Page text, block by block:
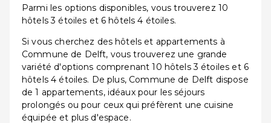
Parmi les options disponibles, vous trouverez 10
hôtels 3 étoiles et 6 hôtels 4 étoiles.
Si vous cherchez des hôtels et appartements à
Commune de Delft, vous trouverez une grande
variété d'options comprenant 10 hôtels 3 étoiles et 6
hôtels 4 étoiles. De plus, Commune de Delft dispose
de 1 appartements, idéaux pour les séjours
prolongés ou pour ceux qui préfèrent une cuisine
équipée et plus d'espace.